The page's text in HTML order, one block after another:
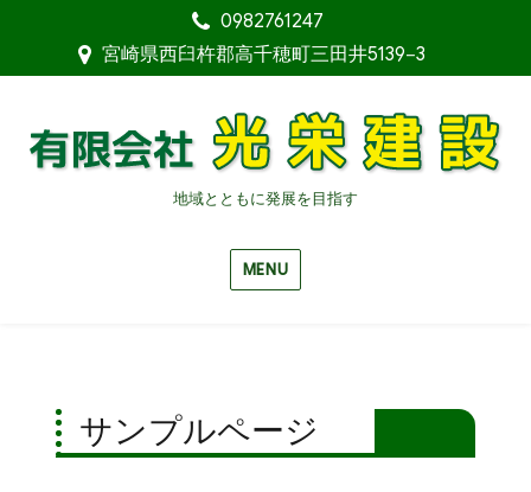
0982761247
宮崎県西臼杵郡高千穂町三田井5139−3
地域とともに発展を目指す
MENU
サンプルページ